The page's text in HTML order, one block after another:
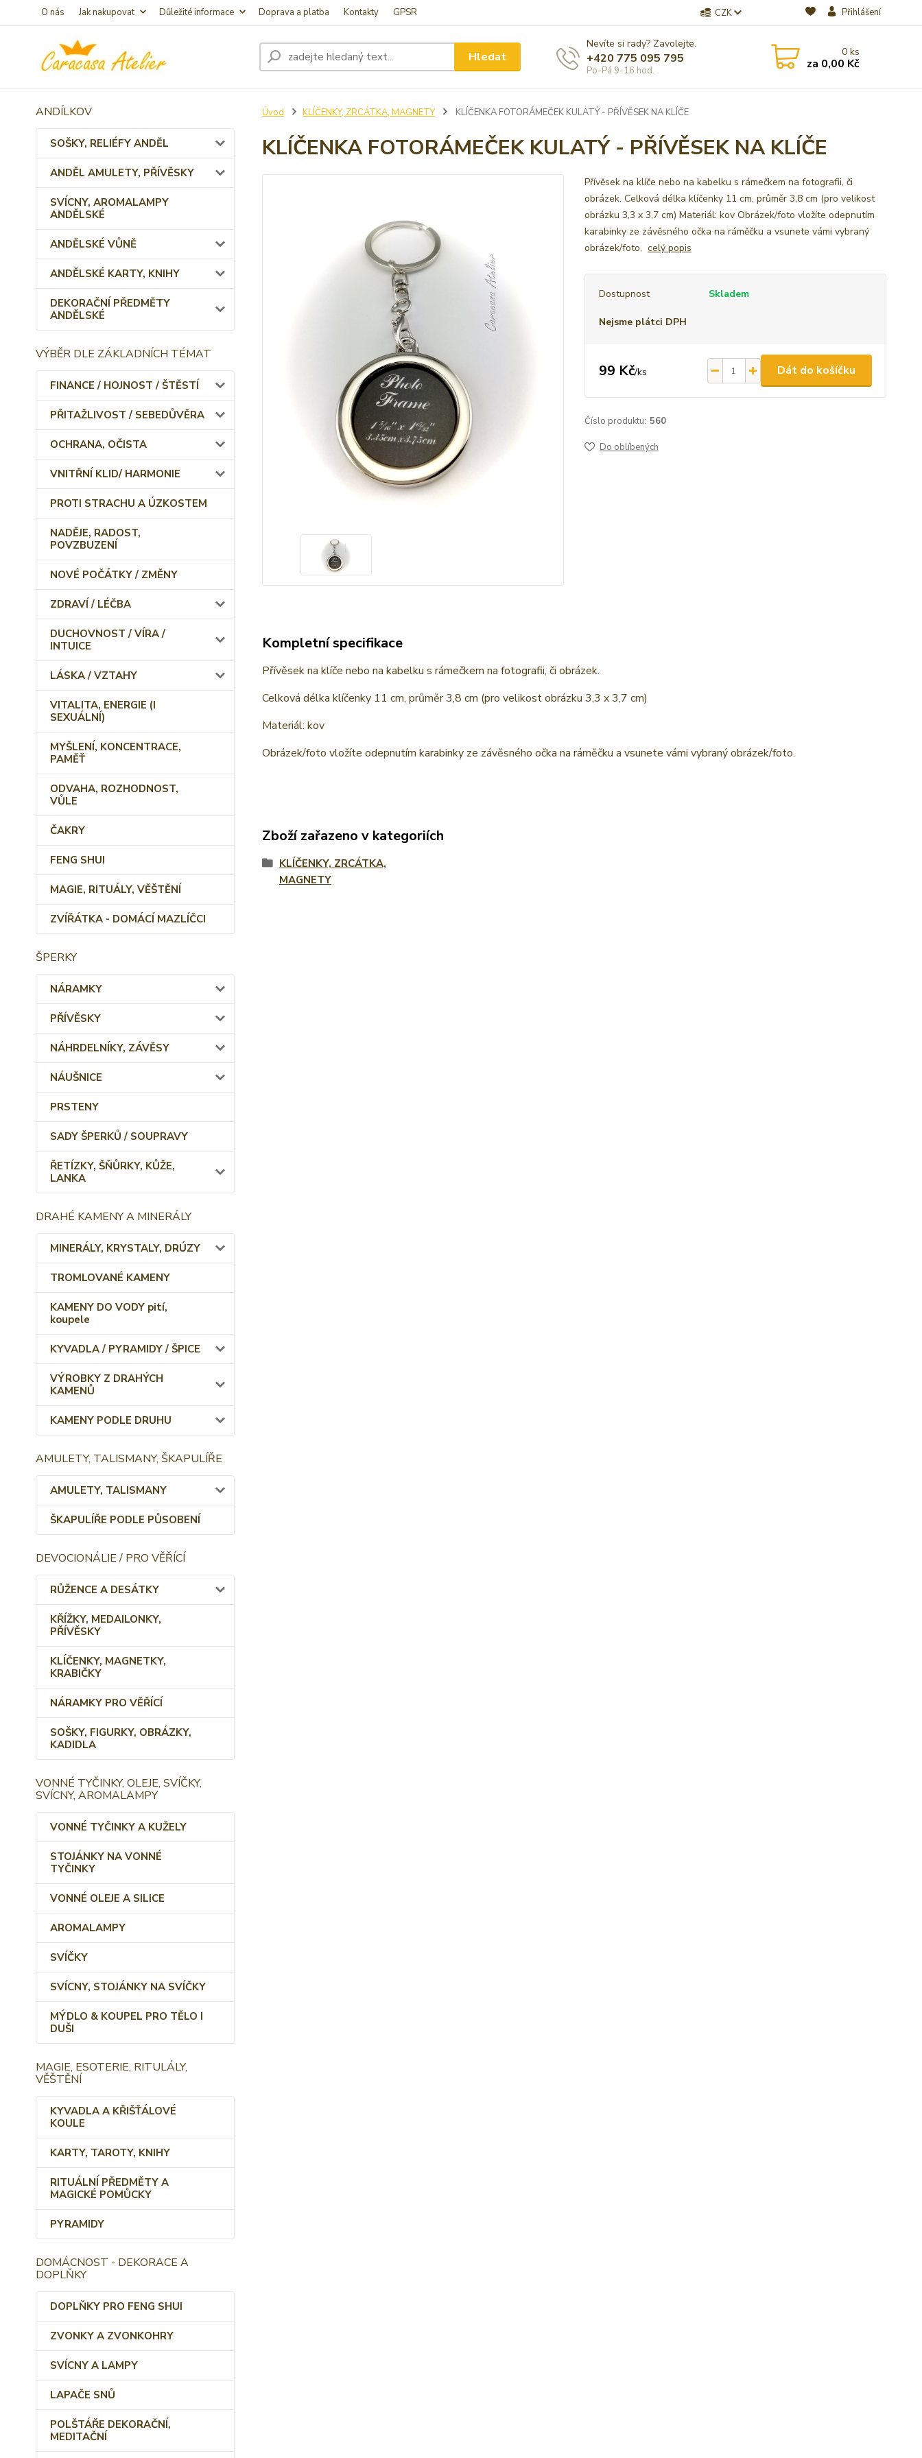
O nás Jak nakupovat Důležité informace Doprava a platba Kontakty GPSR CZK Přihlášení
Hledat
Nevíte si rady? Zavolejte.
+420 775 095 795
Po-Pá 9-16 hod.
0ks
za 0,00 Kč
ANDÍLKOV
SOŠKY, RELIÉFY ANDĚL
ANDĚL AMULETY, PŘÍVĚSKY
SVÍCNY, AROMALAMPY
ANDĚLSKÉ
ANDĚLSKÉ VŮNĚ
ANDĚLSKÉ KARTY, KNIHY
DEKORAČNÍ PŘEDMĚTY
ANDĚLSKÉ
VÝBĚR DLE ZÁKLADNÍCH TÉMAT
FINANCE / HOJNOST / ŠTĚSTÍ
PŘITAŽLIVOST / SEBEDŮVĚRA
OCHRANA, OČISTA
VNITŘNÍ KLID/ HARMONIE
PROTI STRACHU A ÚZKOSTEM
NADĚJE, RADOST,
POVZBUZENÍ
NOVÉ POČÁTKY / ZMĚNY
ZDRAVÍ / LÉČBA
DUCHOVNOST / VÍRA /
INTUICE
LÁSKA / VZTAHY
VITALITA, ENERGIE (I
SEXUÁLNÍ)
MYŠLENÍ, KONCENTRACE,
PAMĚŤ
ODVAHA, ROZHODNOST,
VŮLE
ČAKRY
FENG SHUI
MAGIE, RITUÁLY, VĚŠTĚNÍ
ZVÍŘÁTKA - DOMÁCÍ MAZLÍČCI
ŠPERKY
NÁRAMKY
PŘÍVĚSKY
NÁHRDELNÍKY, ZÁVĚSY
NÁUŠNICE
PRSTENY
SADY ŠPERKŮ / SOUPRAVY
ŘETÍZKY, ŠŇŮRKY, KŮŽE,
LANKA
DRAHÉ KAMENY A MINERÁLY
MINERÁLY, KRYSTALY, DRÚZY
TROMLOVANÉ KAMENY
KAMENY DO VODY pití,
koupele
KYVADLA / PYRAMIDY / ŠPICE
VÝROBKY Z DRAHÝCH
KAMENŮ
KAMENY PODLE DRUHU
AMULETY, TALISMANY, ŠKAPULÍŘE
AMULETY, TALISMANY
ŠKAPULÍŘE PODLE PŮSOBENÍ
DEVOCIONÁLIE / PRO VĚŘÍCÍ
RŮŽENCE A DESÁTKY
KŘÍŽKY, MEDAILONKY,
PŘÍVĚSKY
KLÍČENKY, MAGNETKY,
KRABIČKY
NÁRAMKY PRO VĚŘÍCÍ
SOŠKY, FIGURKY, OBRÁZKY,
KADIDLA
VONNÉ TYČINKY, OLEJE, SVÍČKY,
SVÍCNY, AROMALAMPY
VONNÉ TYČINKY A KUŽELY
STOJÁNKY NA VONNÉ
TYČINKY
VONNÉ OLEJE A SILICE
AROMALAMPY
SVÍČKY
SVÍCNY, STOJÁNKY NA SVÍČKY
MÝDLO & KOUPEL PRO TĚLO I
DUŠI
MAGIE, ESOTERIE, RITULÁLY,
VĚŠTĚNÍ
KYVADLA A KŘIŠŤÁLOVÉ
KOULE
KARTY, TAROTY, KNIHY
RITUÁLNÍ PŘEDMĚTY A
MAGICKÉ POMŮCKY
PYRAMIDY
DOMÁCNOST - DEKORACE A
DOPLŇKY
DOPLŇKY PRO FENG SHUI
ZVONKY A ZVONKOHRY
SVÍCNY A LAMPY
LAPAČE SNŮ
POLŠTÁŘE DEKORAČNÍ,
MEDITAČNÍ
Úvod KLÍČENKY, ZRCÁTKA, MAGNETY KLÍČENKA FOTORÁMEČEK KULATÝ - PŘÍVĚSEK NA KLÍČE
KLÍČENKA FOTORÁMEČEK KULATÝ - PŘÍVĚSEK NA KLÍČE
Přívěsek na klíče nebo na kabelku s rámečkem na fotografii, či
obrázek. Celková délka klíčenky 11 cm, průměr 3,8 cm (pro velikost
obrázku 3,3 x 3,7 cm) Materiál: kov Obrázek/foto vložíte odepnutím
karabinky ze závěsného očka na ráměčku a vsunete vámi vybraný
obrázek/foto. celý popis
Dostupnost Skladem
Nejsme plátci DPH
99 Kč/ks Dát do košíčku
Číslo produktu: 560
Do oblíbených
Kompletní specifikace
Přívěsek na klíče nebo na kabelku s rámečkem na fotografii, či obrázek.
Celková délka klíčenky 11 cm, průměr 3,8 cm (pro velikost obrázku 3,3 x 3,7 cm)
Materiál: kov
Obrázek/foto vložíte odepnutím karabinky ze závěsného očka na ráměčku a vsunete vámi vybraný obrázek/foto.
Zboží zařazeno v kategoriích
KLÍČENKY, ZRCÁTKA,
MAGNETY